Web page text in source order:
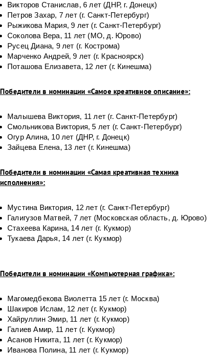
Викторов Станислав, 6 лет (ДНР, г. Донецк)
Петров Захар, 7 лет (г. Санкт-Петербург)
Рыжикова Мария, 9 лет (г. Санкт-Петербург)
Соколова Вера, 11 лет (МО, д. Юрово)
Русец Диана, 9 лет (г. Кострома)
Марченко Андрей, 9 лет (г. Красноярск)
Поташова Елизавета, 12 лет (г. Кинешма)
Победители в номинации «Самое креативное описание»:
Малышева Виктория, 11 лет (г. Санкт-Петербург)
Смольникова Виктория, 5 лет (г. Санкт-Петербург)
Огур Алина, 10 лет (ДНР, г. Донецк)
Зайцева Елена, 13 лет (г. Кинешма)
Победители в номинации «Самая креативная техника
исполнения»:
Мустина Виктория, 12 лет (г. Санкт-Петербург)
Галигузов Матвей, 7 лет (Московская область, д. Юрово)
Стахеева Карина, 14 лет (г. Кукмор)
Тукаева Дарья, 14 лет (г. Кукмор)
Победители в номинации «Компьютерная графика»:
Магомедбекова Виолетта 15 лет (г. Москва)
Шакиров Ислам, 12 лет (г. Кукмор)
Хайруллин Эмир, 11 лет (г. Кукмор)
Галиев Амир, 11 лет (г. Кукмор)
Асанов Никита, 11 лет (г. Кукмор)
Иванова Полина, 11 лет (г. Кукмор)